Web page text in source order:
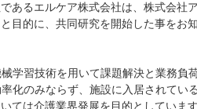
あるエルケア株式会社は、株式会
目的に、共同研究を開始した事をお
学習技術を用いて課題解決と業務負
化のみならず、施設に入居されてい
ては介護業界発展を目的としていま